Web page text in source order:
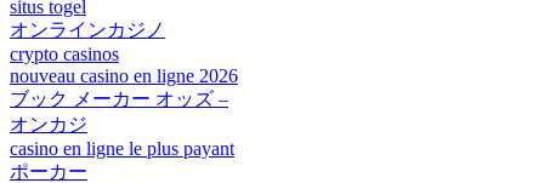
situs togel
オンラインカジノ
crypto casinos
nouveau casino en ligne 2026
ブック メーカー オッズ –
オンカジ
casino en ligne le plus payant
ポーカー